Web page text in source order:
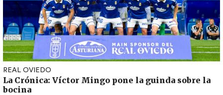
REAL OVIEDO
La Crónica: Víctor Mingo pone la guinda sobre la
bocina